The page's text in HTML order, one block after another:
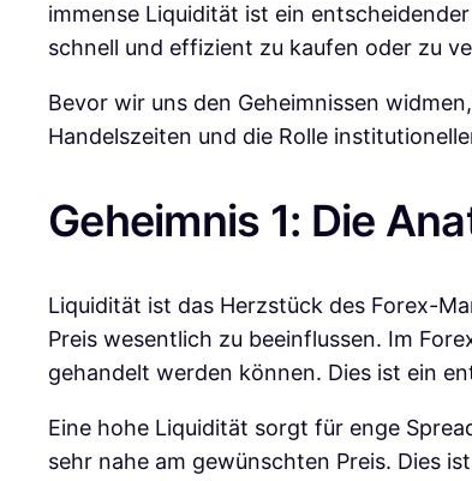
immense Liquidität ist ein
schnell und effizient zu kaufen oder zu
Bevor wir uns den Geheimnissen
Handelszeiten und die Rolle
Geheimnis 1: Die
Liquidität ist das Herzstück des Forex-
Preis wesentlich zu beeinflussen. Im
gehandelt werden können. Dies ist ein
Eine hohe Liquidität sorgt für enge
sehr nahe am gewünschten Preis. Dies